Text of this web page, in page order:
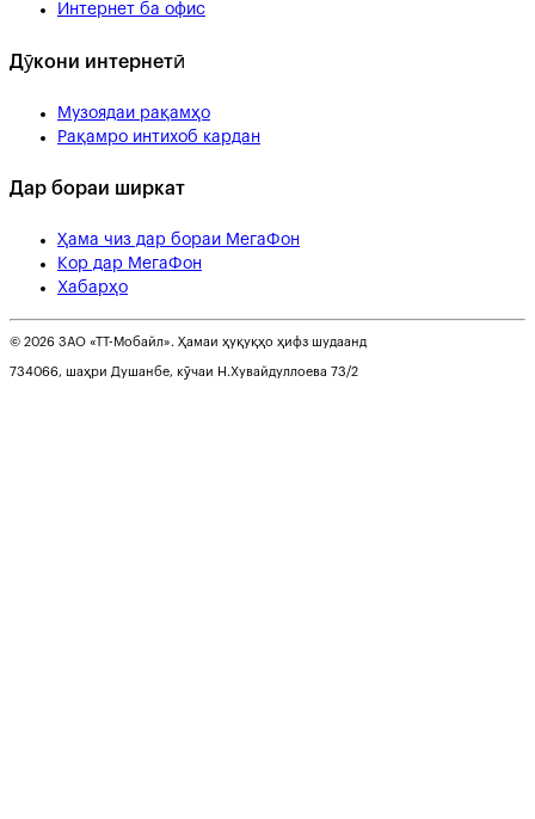
Интернет ба офис
Дӯкони интернетӣ
Музоядаи рақамҳо
Рақамро интихоб кардан
Дар бораи ширкат
Ҳама чиз дар бораи МегаФон
Кор дар МегаФон
Хабарҳо
© 2026 ЗАО «ТТ-Мобайл». Ҳамаи ҳуқуқҳо ҳифз шудаанд
734066, шаҳри Душанбе, кӯчаи Н.Хувайдуллоева 73/2